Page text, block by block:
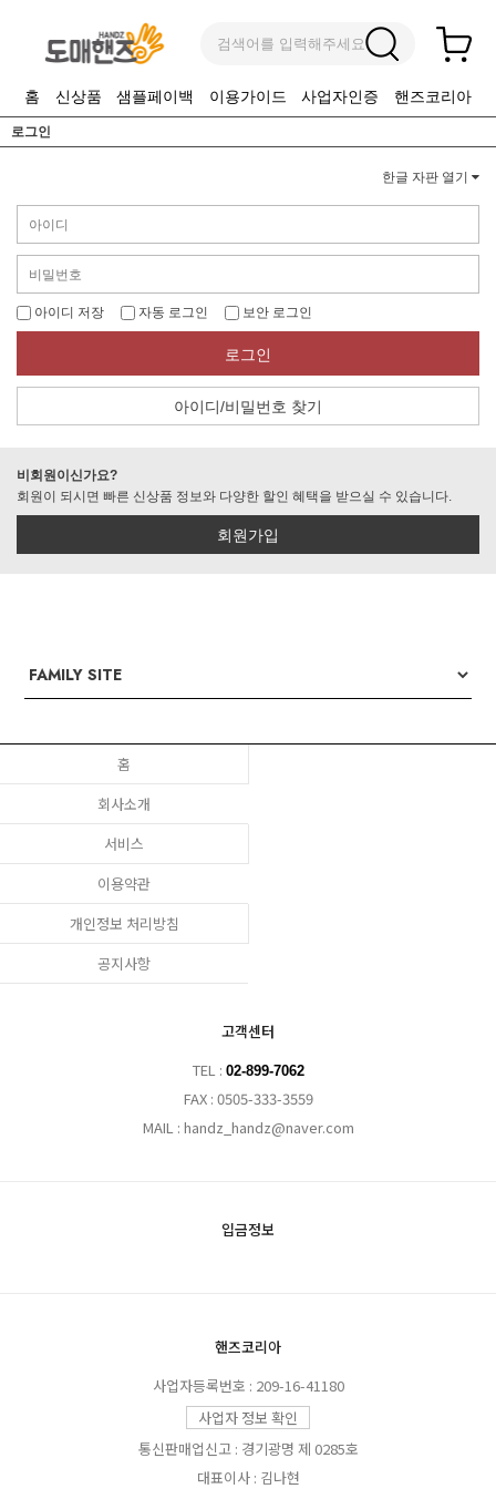
검색어를 입력해주세요
홈 신상품 샘플페이백 이용가이드 사업자인증 핸즈코리아
로그인
한글 자판 열기
아이디 저장 자동 로그인 보안 로그인
로그인
아이디/비밀번호 찾기
비회원이신가요?
회원이 되시면 빠른 신상품 정보와 다양한 할인 혜택을 받으실 수 있습니다.
회원가입
홈
회사소개
서비스
이용약관
개인정보 처리방침
공지사항
고객센터
TEL : 02-899-7062
FAX : 0505-333-3559
MAIL : handz_handz@naver.com
입금정보
핸즈코리아
사업자등록번호 : 209-16-41180
사업자 정보 확인
통신판매업신고 : 경기광명 제 0285호
대표이사 : 김나현